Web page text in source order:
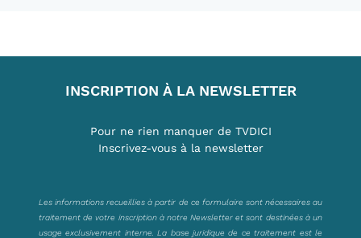
INSCRIPTION À LA NEWSLETTER
Pour ne rien manquer de TVDICI
Inscrivez-vous à la newsletter
Les informations recueillies à partir de ce formulaire sont nécessaires au
traitement de votre inscription à notre Newsletter et sont destinées à un
usage exclusivement interne. La base juridique de ce traitement est le